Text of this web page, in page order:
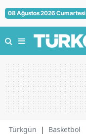
08 Ağustos 2026 Cumartesi
Türkgün | Basketbol